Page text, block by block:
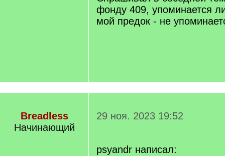
фонду 409, упоминается
мой предок - не
Breadless
Начинающий
29 ноя. 2023 19:52
psyandr написал: